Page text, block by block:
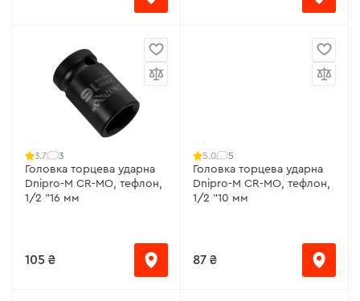
3.7 3
Головка торцева ударна
Dnipro-M CR-MO, тефлон,
1/2 "16 мм
105 ₴
5.0 5
Головка торцева ударна
Dnipro-M CR-MO, тефлон,
1/2 "10 мм
87 ₴